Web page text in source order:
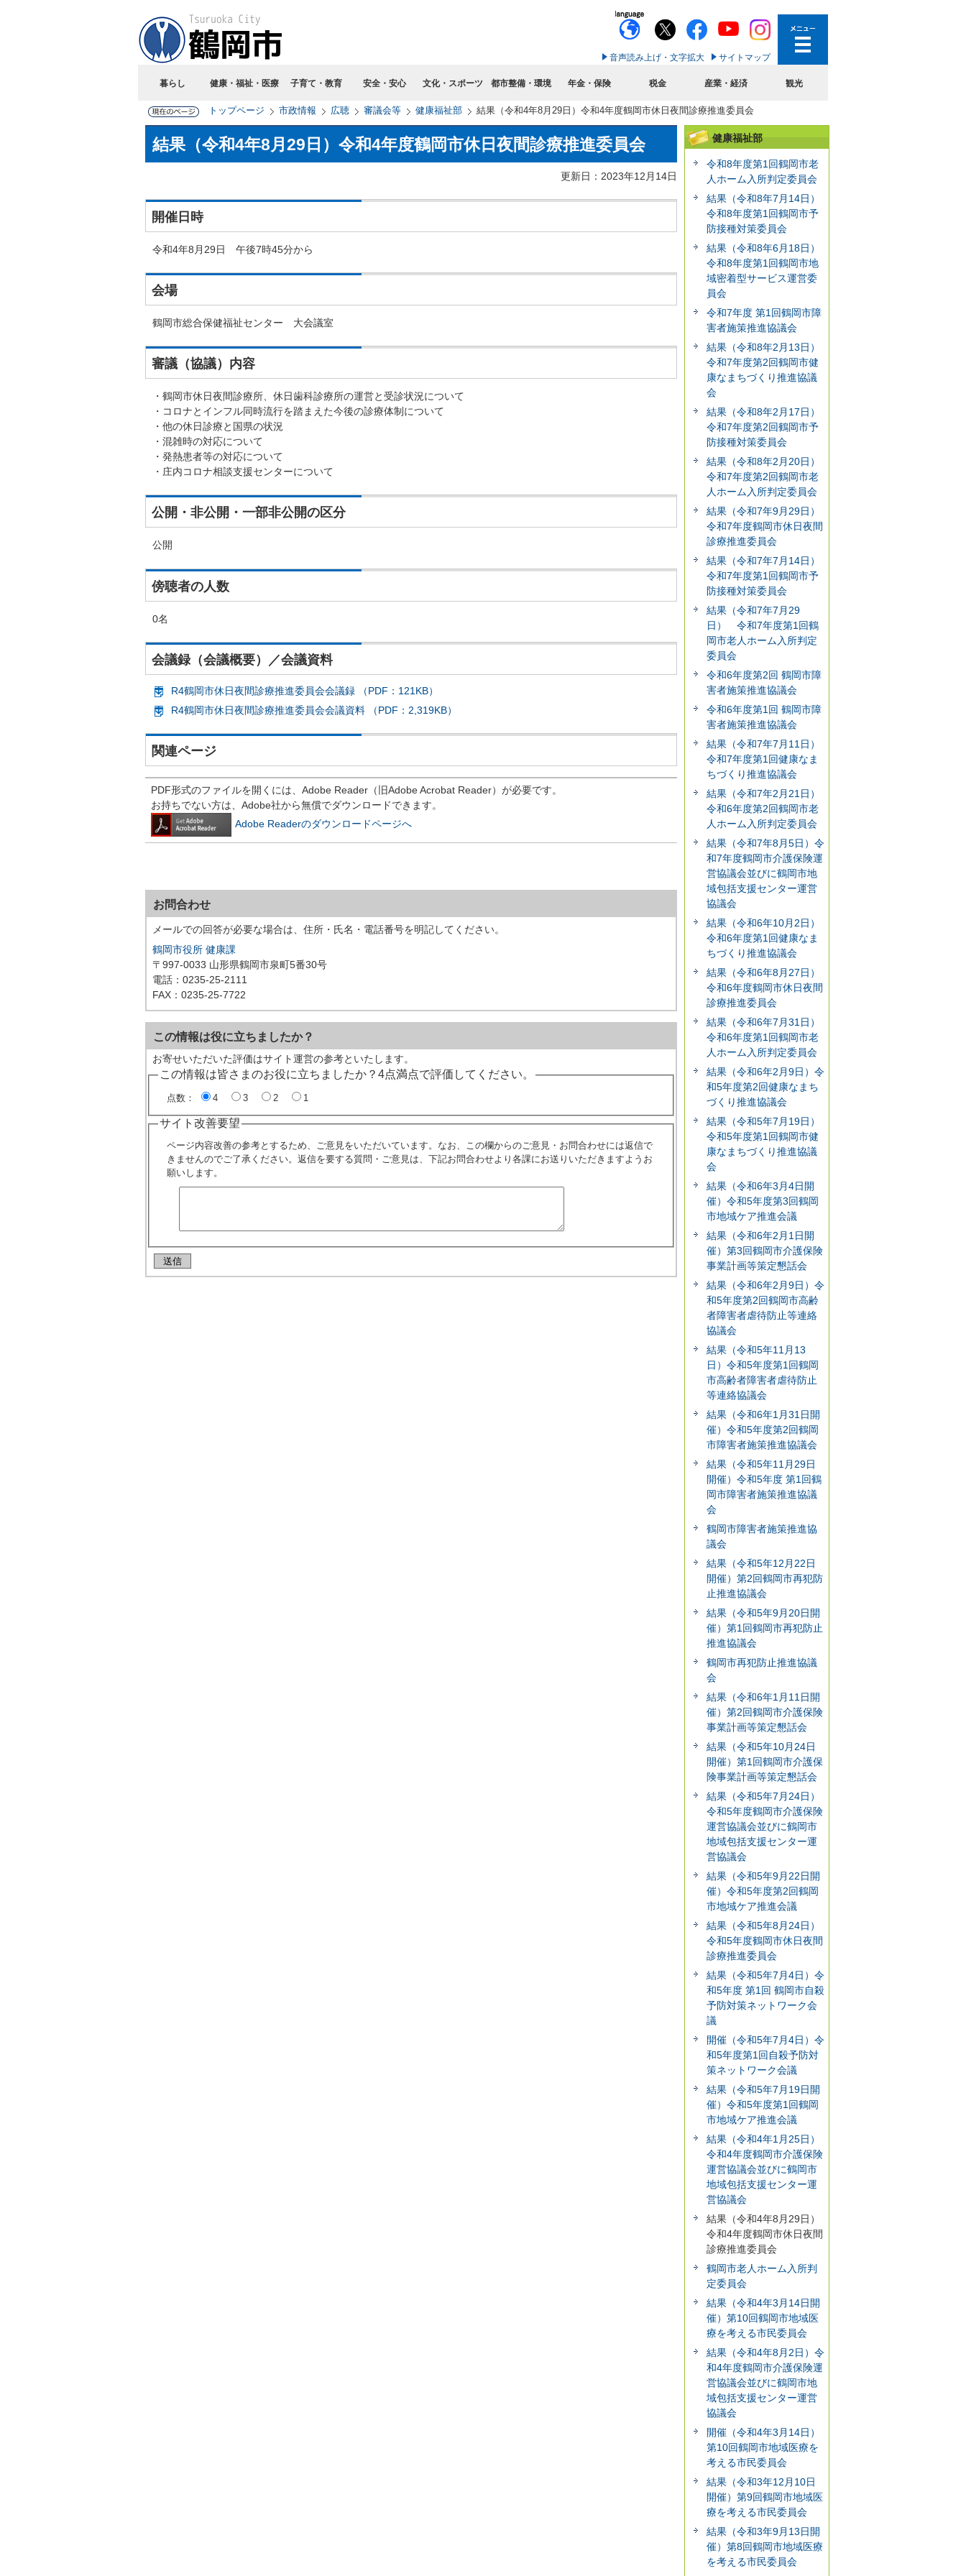
音声読み上げ・文字拡大 サイトマップ
暮らし 健康・福祉・医療 子育て・教育 安全・安心 文化・スポーツ 都市整備・環境 年金・保険 税金 産業・経済 観光
トップページ 市政情報 広聴 審議会等 健康福祉部 結果（令和4年8月29日）令和4年度鶴岡市休日夜間診療推進委員会
結果（令和4年8月29日）令和4年度鶴岡市休日夜間診療推進委員会
更新日：2023年12月14日
開催日時
令和4年8月29日 午後7時45分から
会場
鶴岡市総合保健福祉センター 大会議室
審議（協議）内容
・鶴岡市休日夜間診療所、休日歯科診療所の運営と受診状況について
・コロナとインフル同時流行を踏まえた今後の診療体制について
・他の休日診療と国県の状況
・混雑時の対応について
・発熱患者等の対応について
・庄内コロナ相談支援センターについて
公開・非公開・一部非公開の区分
公開
傍聴者の人数
0名
会議録（会議概要）／会議資料
R4鶴岡市休日夜間診療推進委員会会議録 （PDF：121KB）
R4鶴岡市休日夜間診療推進委員会会議資料 （PDF：2,319KB）
関連ページ
PDF形式のファイルを開くには、Adobe Reader（旧Adobe Acrobat Reader）が必要です。
お持ちでない方は、Adobe社から無償でダウンロードできます。
Adobe Readerのダウンロードページへ
お問合わせ
メールでの回答が必要な場合は、住所・氏名・電話番号を明記してください。
鶴岡市役所 健康課
〒997-0033 山形県鶴岡市泉町5番30号
電話：0235-25-2111
FAX：0235-25-7722
この情報は役に立ちましたか？
お寄せいただいた評価はサイト運営の参考といたします。
この情報は皆さまのお役に立ちましたか？4点満点で評価してください。
点数： 4 3 2 1
サイト改善要望
ページ内容改善の参考とするため、ご意見をいただいています。なお、この欄からのご意見・お問合わせには返信で
きませんのでご了承ください。返信を要する質問・ご意見は、下記お問合わせより各課にお送りいただきますようお
願いします。
健康福祉部
令和8年度第1回鶴岡市老
人ホーム入所判定委員会
結果（令和8年7月14日）
令和8年度第1回鶴岡市予
防接種対策委員会
結果（令和8年6月18日）
令和8年度第1回鶴岡市地
域密着型サービス運営委
員会
令和7年度 第1回鶴岡市障
害者施策推進協議会
結果（令和8年2月13日）
令和7年度第2回鶴岡市健
康なまちづくり推進協議
会
結果（令和8年2月17日）
令和7年度第2回鶴岡市予
防接種対策委員会
結果（令和8年2月20日）
令和7年度第2回鶴岡市老
人ホーム入所判定委員会
結果（令和7年9月29日）
令和7年度鶴岡市休日夜間
診療推進委員会
結果（令和7年7月14日）
令和7年度第1回鶴岡市予
防接種対策委員会
結果（令和7年7月29
日） 令和7年度第1回鶴
岡市老人ホーム入所判定
委員会
令和6年度第2回 鶴岡市障
害者施策推進協議会
令和6年度第1回 鶴岡市障
害者施策推進協議会
結果（令和7年7月11日）
令和7年度第1回健康なま
ちづくり推進協議会
結果（令和7年2月21日）
令和6年度第2回鶴岡市老
人ホーム入所判定委員会
結果（令和7年8月5日）令
和7年度鶴岡市介護保険運
営協議会並びに鶴岡市地
域包括支援センター運営
協議会
結果（令和6年10月2日）
令和6年度第1回健康なま
ちづくり推進協議会
結果（令和6年8月27日）
令和6年度鶴岡市休日夜間
診療推進委員会
結果（令和6年7月31日）
令和6年度第1回鶴岡市老
人ホーム入所判定委員会
結果（令和6年2月9日）令
和5年度第2回健康なまち
づくり推進協議会
結果（令和5年7月19日）
令和5年度第1回鶴岡市健
康なまちづくり推進協議
会
結果（令和6年3月4日開
催）令和5年度第3回鶴岡
市地域ケア推進会議
結果（令和6年2月1日開
催）第3回鶴岡市介護保険
事業計画等策定懇話会
結果（令和6年2月9日）令
和5年度第2回鶴岡市高齢
者障害者虐待防止等連絡
協議会
結果（令和5年11月13
日）令和5年度第1回鶴岡
市高齢者障害者虐待防止
等連絡協議会
結果（令和6年1月31日開
催）令和5年度第2回鶴岡
市障害者施策推進協議会
結果（令和5年11月29日
開催）令和5年度 第1回鶴
岡市障害者施策推進協議
会
鶴岡市障害者施策推進協
議会
結果（令和5年12月22日
開催）第2回鶴岡市再犯防
止推進協議会
結果（令和5年9月20日開
催）第1回鶴岡市再犯防止
推進協議会
鶴岡市再犯防止推進協議
会
結果（令和6年1月11日開
催）第2回鶴岡市介護保険
事業計画等策定懇話会
結果（令和5年10月24日
開催）第1回鶴岡市介護保
険事業計画等策定懇話会
結果（令和5年7月24日）
令和5年度鶴岡市介護保険
運営協議会並びに鶴岡市
地域包括支援センター運
営協議会
結果（令和5年9月22日開
催）令和5年度第2回鶴岡
市地域ケア推進会議
結果（令和5年8月24日）
令和5年度鶴岡市休日夜間
診療推進委員会
結果（令和5年7月4日）令
和5年度 第1回 鶴岡市自殺
予防対策ネットワーク会
議
開催（令和5年7月4日）令
和5年度第1回自殺予防対
策ネットワーク会議
結果（令和5年7月19日開
催）令和5年度第1回鶴岡
市地域ケア推進会議
結果（令和4年1月25日）
令和4年度鶴岡市介護保険
運営協議会並びに鶴岡市
地域包括支援センター運
営協議会
結果（令和4年8月29日）
令和4年度鶴岡市休日夜間
診療推進委員会
鶴岡市老人ホーム入所判
定委員会
結果（令和4年3月14日開
催）第10回鶴岡市地域医
療を考える市民委員会
結果（令和4年8月2日）令
和4年度鶴岡市介護保険運
営協議会並びに鶴岡市地
域包括支援センター運営
協議会
開催（令和4年3月14日）
第10回鶴岡市地域医療を
考える市民委員会
結果（令和3年12月10日
開催）第9回鶴岡市地域医
療を考える市民委員会
結果（令和3年9月13日開
催）第8回鶴岡市地域医療
を考える市民委員会